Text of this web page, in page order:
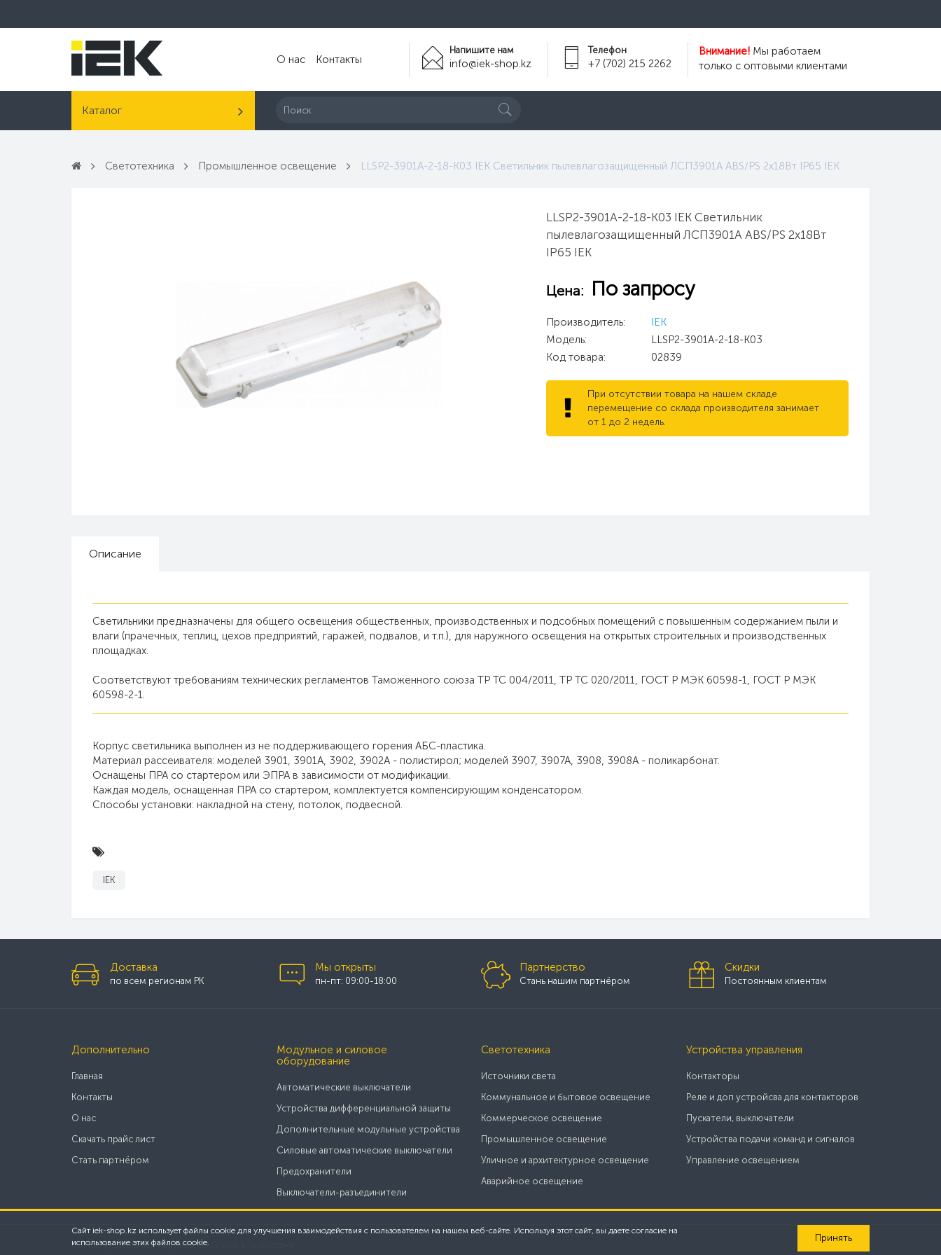
О нас Контакты
Внимание! Мы работаем
только с оптовыми клиентами
Телефон
+7 (702) 215 2262
Напишите нам
info@iek-shop.kz
Каталог
Светотехника Промышленное освещение LLSP2-3901A-2-18-K03 IEK Светильник пылевлагозащищенный ЛСП3901А ABS/PS 2х18Вт IP65 IEK
LLSP2-3901A-2-18-K03 IEK Светильник
пылевлагозащищенный ЛСП3901А ABS/PS 2х18Вт
IP65 IEK
Цена: По запросу
Производитель:
IEK
Модель:
LLSP2-3901A-2-18-K03
Код товара:
02839
При отсутствии товара на нашем складе
перемещение со склада производителя занимает
от 1 до 2 недель.
Описание
Светильники предназначены для общего освещения общественных, производственных и подсобных помещений с повышенным содержанием пыли и
влаги (прачечных, теплиц, цехов предприятий, гаражей, подвалов, и т.п.), для наружного освещения на открытых строительных и производственных
площадках.
Соответствуют требованиям технических регламентов Таможенного союза ТР ТС 004/2011, ТР ТС 020/2011, ГОСТ Р МЭК 60598-1, ГОСТ Р МЭК
60598-2-1.
Корпус светильника выполнен из не поддерживающего горения АБС-пластика.
Материал рассеивателя: моделей 3901, 3901А, 3902, 3902А - полистирол; моделей 3907, 3907А, 3908, 3908А - поликарбонат.
Оснащены ПРА со стартером или ЭПРА в зависимости от модификации.
Каждая модель, оснащенная ПРА со стартером, комплектуется компенсирующим конденсатором.
Способы установки: накладной на стену, потолок, подвесной.
IEK
Доставка
по всем регионам РК
Мы открыты
пн-пт: 09:00-18:00
Партнерство
Стань нашим партнёром
Скидки
Постоянным клиентам
Дополнительно
Главная
Контакты
О нас
Скачать прайс лист
Стать партнёром
Модульное и силовое
оборудование
Автоматические выключатели
Устройства дифференциальной защиты
Дополнительные модульные устройства
Силовые автоматические выключатели
Предохранители
Выключатели-разъединители
Светотехника
Источники света
Коммунальное и бытовое освещение
Коммерческое освещение
Промышленное освещение
Уличное и архитектурное освещение
Аварийное освещение
Устройства управления
Контакторы
Реле и доп устройсва для контакторов
Пускатели, выключатели
Устройства подачи команд и сигналов
Управление освещением
2025 Официальный партнер IEK Group в Казахстане
Сайт iek-shop.kz использует файлы cookie для улучшения взаимодействия с пользователем на нашем веб-сайте. Используя этот сайт, вы даете согласие на
использование этих файлов cookie.
Принять